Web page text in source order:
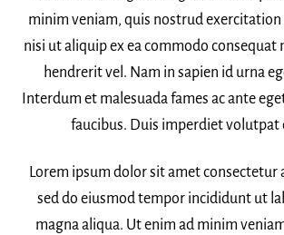
minim veniam, quis nostrud
nisi ut aliquip ex ea commodo consequat
hendrerit vel. Nam in sapien id urna
Interdum et malesuada fames ac ante
faucibus. Duis imperdiet volutpat
Lorem ipsum dolor sit amet consectetur
sed do eiusmod tempor incididunt ut
magna aliqua. Ut enim ad minim